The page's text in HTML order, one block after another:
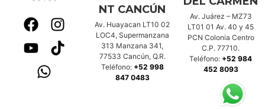
NT CANCÚN
Av. Huayacan LT10 02
LOC4, Supermanzana
313 Manzana 341,
77533 Cancún, Q.R.
Teléfono: +52 998
847 0483
Av. Juárez – MZ73
LT01 01 Av. 40 y 45
PCN Colonia Centro
C.P. 77710.
Teléfono: +52 984
452 8093